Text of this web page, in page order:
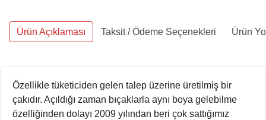
Ürün Açıklaması Taksit / Ödeme Seçenekleri Ürün
Özellikle tüketiciden gelen talep üzerine üretilmiş bir
çakıdır. Açıldığı zaman bıçaklarla aynı boya gelebilme
özelliğinden dolayı 2009 yılından beri çok sattığımız